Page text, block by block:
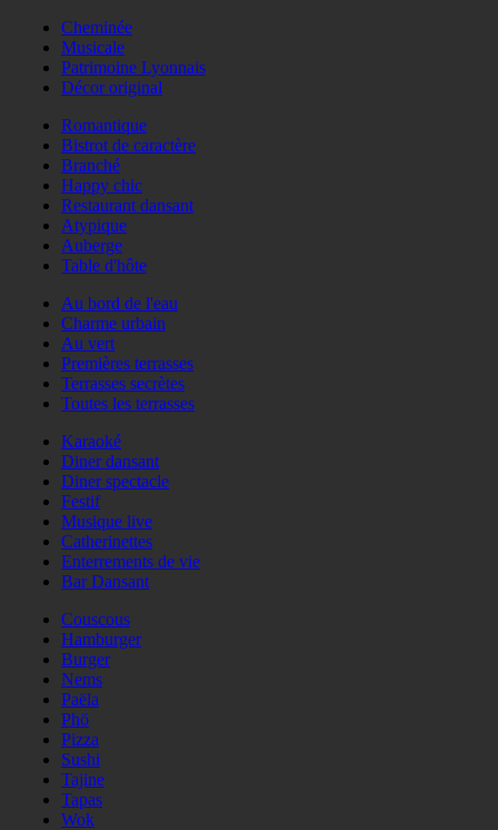
Cheminée
Musicale
Patrimoine Lyonnais
Décor original
Romantique
Bistrot de caractère
Branché
Happy chic
Restaurant dansant
Atypique
Auberge
Table d'hôte
Au bord de l'eau
Charme urbain
Au vert
Premières terrasses
Terrasses secrètes
Toutes les terrasses
Karaoké
Diner dansant
Diner spectacle
Festif
Musique live
Catherinettes
Enterrements de vie
Bar Dansant
Couscous
Hamburger
Burger
Nems
Paëla
Phö
Pizza
Sushi
Tajine
Tapas
Wok